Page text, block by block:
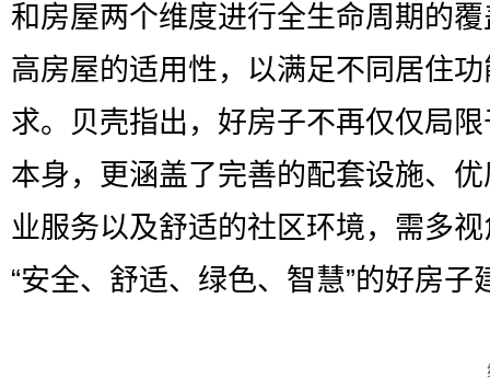
和房屋两个维度进行全生命周期的
高房屋的适用性，以满足不同居住
求。贝壳指出，好房子不再仅仅局
本身，更涵盖了完善的配套设施、
业服务以及舒适的社区环境，需多
“安全、舒适、绿色、智慧”的好房子